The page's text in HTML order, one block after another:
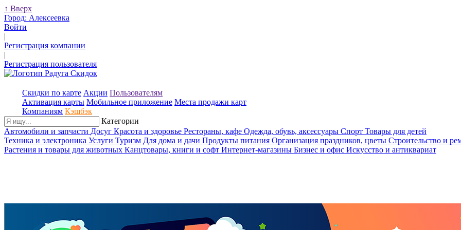
↑ Вверх
Город: Алексеевка
Войти
|
Регистрация компании
|
Регистрация пользователя
Скидки по карте Акции Пользователям
Активация карты Мобильное приложение Места продажи карт
Компаниям Кэшбэк
Категории
Автомобили и запчасти Досуг Красота и здоровье Рестораны, кафе Одежда, обувь, аксессуары Спорт Товары для детей
Техника и электроника Услуги Туризм Для дома и дачи Продукты питания Организация праздников, цветы Строительство и
Растения и товары для животных Канцтовары, книги и софт Интернет-магазины Бизнес и офис Искусство и антиквариат